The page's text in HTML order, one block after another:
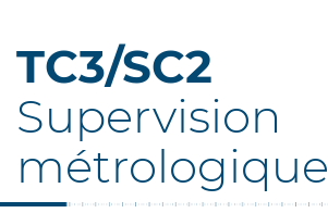
TC3/SC2
Supervision
métrologique